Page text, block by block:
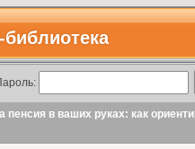
пенсия в ваших руках: как